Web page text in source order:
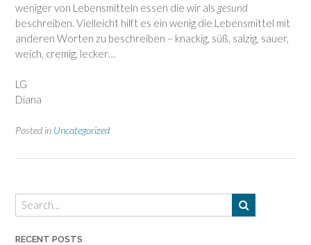
weniger von Lebensmitteln essen die wir als gesund
beschreiben. Vielleicht hilft es ein wenig die Lebensmittel mit
anderen Worten zu beschreiben – knackig, süß, salzig, sauer,
weich, cremig, lecker…
LG
Diana
Posted in Uncategorized
RECENT POSTS